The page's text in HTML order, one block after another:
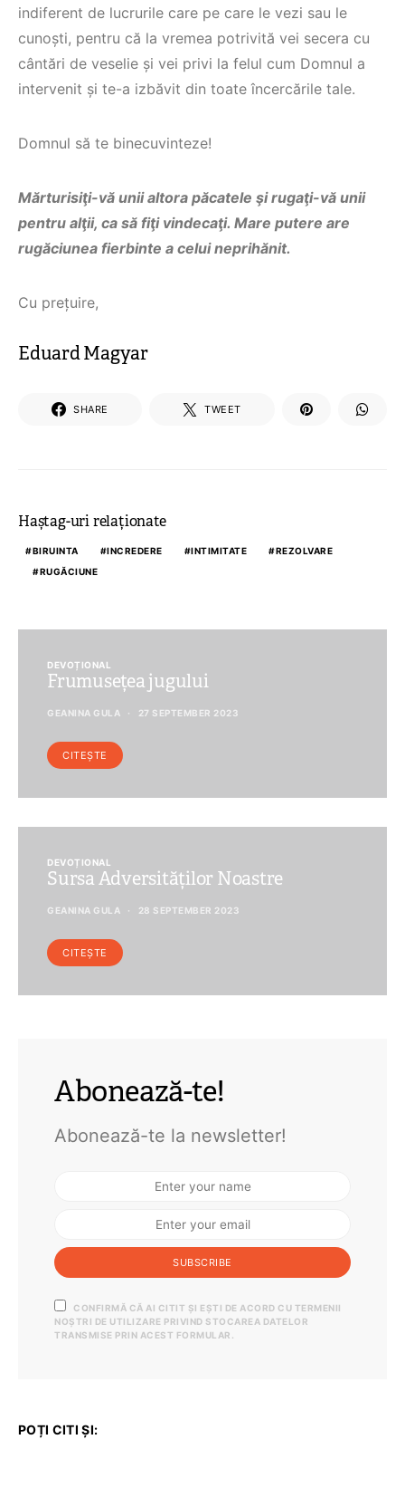
indiferent de lucrurile care pe care le vezi sau le
cunoști, pentru că la vremea potrivită vei secera cu
cântări de veselie și vei privi la felul cum Domnul a
intervenit și te-a izbăvit din toate încercările tale.
Domnul să te binecuvinteze!
Mărturisiţi-vă unii altora păcatele şi rugaţi-vă unii
pentru alţii, ca să fiţi vindecaţi. Mare putere are
rugăciunea fierbinte a celui neprihănit.
Cu prețuire,
Eduard Magyar
SHARE TWEET
Haștag-uri relaționate
BIRUINTA INCREDERE INTIMITATE
REZOLVARE
RUGĂCIUNE
DEVOȚIONAL
Frumusețea jugului
GEANINA GULA 27 SEPTEMBER 2023
CITEȘTE
DEVOȚIONAL
Sursa Adversităților Noastre
GEANINA GULA 28 SEPTEMBER 2023
CITEȘTE
Abonează-te!
Abonează-te la newsletter!
SUBSCRIBE
CONFIRMĂ CĂ AI CITIT ȘI EȘTI DE ACORD CU TERMENII
NOȘTRI DE UTILIZARE PRIVIND STOCAREA DATELOR
TRANSMISE PRIN ACEST FORMULAR.
POȚI CITI ȘI: